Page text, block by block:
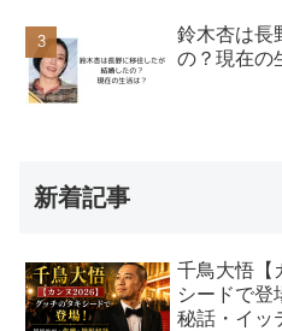
鈴木杏は長
の？現在の
新着記事
千鳥大悟【
シードで登
秘話・イッ